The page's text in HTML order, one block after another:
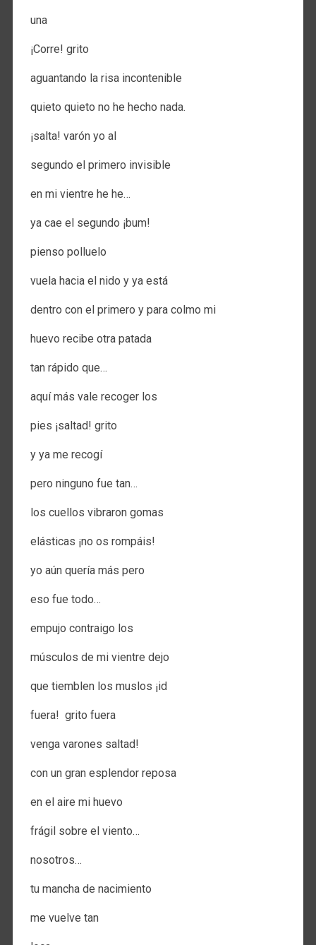
una
¡Corre! grito
aguantando la risa incontenible
quieto quieto no he hecho nada.
¡salta! varón yo al
segundo el primero invisible
en mi vientre he he…
ya cae el segundo ¡bum!
pienso polluelo
vuela hacia el nido y ya está
dentro con el primero y para colmo mi
huevo recibe otra patada
tan rápido que…
aquí más vale recoger los
pies ¡saltad! grito
y ya me recogí
pero ninguno fue tan…
los cuellos vibraron gomas
elásticas ¡no os rompáis!
yo aún quería más pero
eso fue todo…
empujo contraigo los
músculos de mi vientre dejo
que tiemblen los muslos ¡id
fuera! grito fuera
venga varones saltad!
con un gran esplendor reposa
en el aire mi huevo
frágil sobre el viento…
nosotros…
tu mancha de nacimiento
me vuelve tan